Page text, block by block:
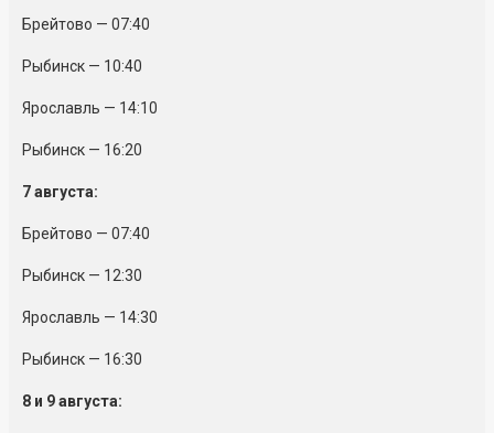
Брейтово — 07:40
Рыбинск — 10:40
Ярославль — 14:10
Рыбинск — 16:20
7 августа:
Брейтово — 07:40
Рыбинск — 12:30
Ярославль — 14:30
Рыбинск — 16:30
8 и 9 августа: